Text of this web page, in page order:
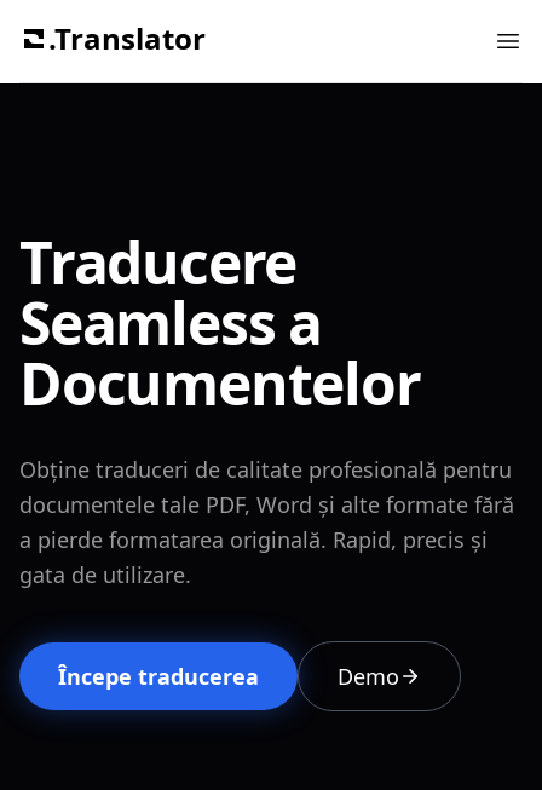
.Translator
Traducere
Seamless a
Documentelor
Obține traduceri de calitate profesională pentru
documentele tale PDF, Word și alte formate fără
a pierde formatarea originală. Rapid, precis și
gata de utilizare.
Începe traducerea Demo